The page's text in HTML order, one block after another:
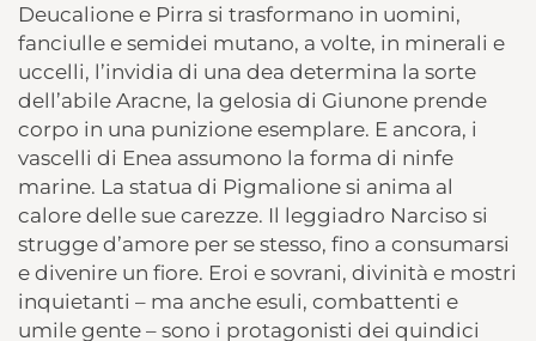
Deucalione e Pirra si trasformano in uomini,
fanciulle e semidei mutano, a volte, in minerali e
uccelli, l’invidia di una dea determina la sorte
dell’abile Aracne, la gelosia di Giunone prende
corpo in una punizione esemplare. E ancora, i
vascelli di Enea assumono la forma di ninfe
marine. La statua di Pigmalione si anima al
calore delle sue carezze. Il leggiadro Narciso si
strugge d’amore per se stesso, fino a consumarsi
e divenire un fiore. Eroi e sovrani, divinità e mostri
inquietanti – ma anche esuli, combattenti e
umile gente – sono i protagonisti dei quindici